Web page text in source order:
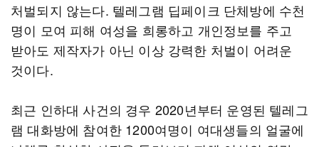
처벌되지 않는다. 텔레그램 딥페이크 단체방에 수천
명이 모여 피해 여성을 희롱하고 개인정보를 주고
받아도 제작자가 아닌 이상 강력한 처벌이 어려운
것이다.
최근 인하대 사건의 경우 2020년부터 운영된 텔레그
램 대화방에 참여한 1200여명이 여대생들의 얼굴에